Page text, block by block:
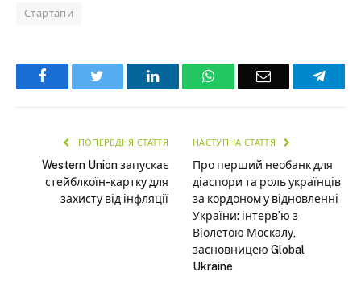
Стартапи
Facebook LinkedInWhatsAppEmail
ПОПЕРЕДНЯ СТАТТЯ
Western Union запускає
стейблкоїн-картку для
захисту від інфляції
НАСТУПНА СТАТТЯ
Про перший необанк для
діаспори та роль українців
за кордоном у відновленні
України: інтерв’ю з
Віолетою Москалу,
засновницею Global
Ukraine